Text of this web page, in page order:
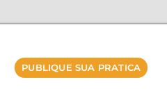
PUBLIQUE SUA PRATICA